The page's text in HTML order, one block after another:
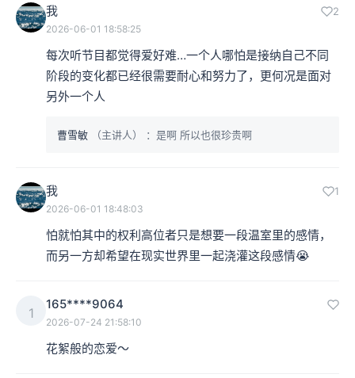
我 2
2026-06-01 18:58:25
每次听节目都觉得爱好难…一个人哪怕是接纳自己不同
阶段的变化都已经很需要耐心和努力了，更何况是面对
另外一个人
曹雪敏 （主讲人） ：是啊 所以也很珍贵啊
我 1
2026-06-01 18:48:03
怕就怕其中的权利高位者只是想要一段温室里的感情，
而另一方却希望在现实世界里一起浇灌这段感情😭
1
165****9064
2026-07-24 21:58:10
花絮般的恋爱～